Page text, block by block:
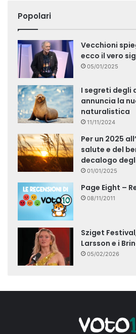
Popolari
Vecchioni
ecco il vero
05/01/2025
I segreti degli
annuncia la
naturalistica
11/11/2024
Per un 2025
salute e del
decalogo
01/01/2025
Page Eight –
08/11/2011
Sziget
Larsson e i
05/02/2026